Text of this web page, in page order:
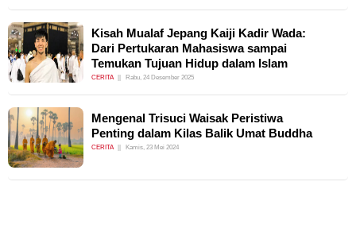
Kisah Mualaf Jepang Kaiji Kadir Wada:
Dari Pertukaran Mahasiswa sampai
Temukan Tujuan Hidup dalam Islam
CERITA Rabu, 24 Desember 2025
Mengenal Trisuci Waisak Peristiwa
Penting dalam Kilas Balik Umat Buddha
CERITA Kamis, 23 Mei 2024